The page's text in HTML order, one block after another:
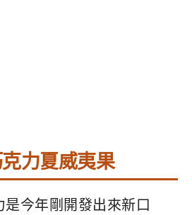
力夏威夷果
今年剛開發出來新口